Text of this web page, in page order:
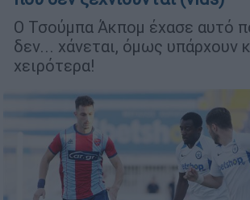
Ο Τσούμπα Άκπομ έχασε αυτό
δεν... χάνεται, όμως υπάρχουν
χειρότερα!